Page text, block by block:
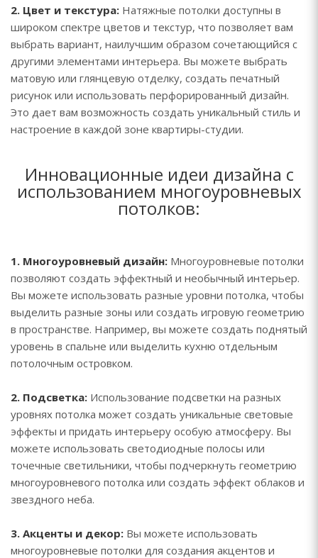
2. Цвет и текстура: Натяжные потолки доступны в
широком спектре цветов и текстур, что позволяет вам
выбрать вариант, наилучшим образом сочетающийся с
другими элементами интерьера. Вы можете выбрать
матовую или глянцевую отделку, создать печатный
рисунок или использовать перфорированный дизайн.
Это дает вам возможность создать уникальный стиль и
настроение в каждой зоне квартиры-студии.
Инновационные идеи дизайна с
использованием многоуровневых
потолков:
1. Многоуровневый дизайн: Многоуровневые потолки
позволяют создать эффектный и необычный интерьер.
Вы можете использовать разные уровни потолка, чтобы
выделить разные зоны или создать игровую геометрию
в пространстве. Например, вы можете создать поднятый
уровень в спальне или выделить кухню отдельным
потолочным островком.
2. Подсветка: Использование подсветки на разных
уровнях потолка может создать уникальные световые
эффекты и придать интерьеру особую атмосферу. Вы
можете использовать светодиодные полосы или
точечные светильники, чтобы подчеркнуть геометрию
многоуровневого потолка или создать эффект облаков и
звездного неба.
3. Акценты и декор: Вы можете использовать
многоуровневые потолки для создания акцентов и